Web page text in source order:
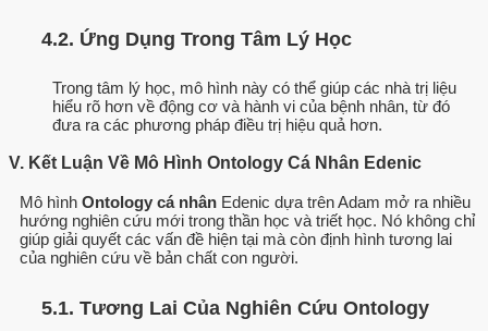
4.2. Ứng Dụng Trong Tâm Lý Học
Trong tâm lý học, mô hình này có thể giúp các nhà trị liệu
hiểu rõ hơn về động cơ và hành vi của bệnh nhân, từ đó
đưa ra các phương pháp điều trị hiệu quả hơn.
V. Kết Luận Về Mô Hình Ontology Cá Nhân Edenic
Mô hình Ontology cá nhân Edenic dựa trên Adam mở ra nhiều
hướng nghiên cứu mới trong thần học và triết học. Nó không chỉ
giúp giải quyết các vấn đề hiện tại mà còn định hình tương lai
của nghiên cứu về bản chất con người.
5.1. Tương Lai Của Nghiên Cứu Ontology